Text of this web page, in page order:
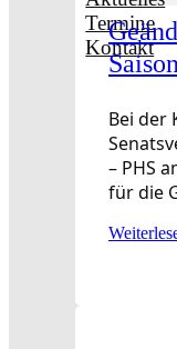
Termine
Kontakt
Bei der
– PHS
für die